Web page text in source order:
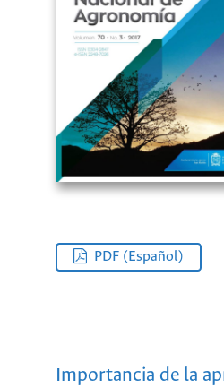
PDF (Español)
Importancia de la